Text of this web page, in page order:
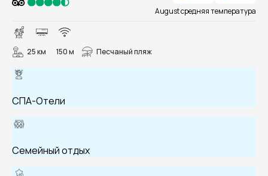
August средняя температура
25 км 150 м Песчаный пляж
СПА-Отели
Семейный отдых